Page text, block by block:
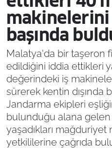
makinelerini
başında
Malatya'da bir taşeron
edildiğini iddia ettikleri
değerindeki iş
sürerek kentin dışında
Jandarma ekipleri
bulunduğu alana
yaşadıkları
yetkililerine çağrıda